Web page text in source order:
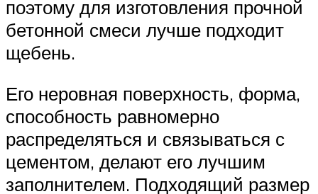
поэтому для изготовления прочной
бетонной смеси лучше подходит
щебень.
Его неровная поверхность, форма,
способность равномерно
распределяться и связываться с
цементом, делают его лучшим
заполнителем. Подходящий размер